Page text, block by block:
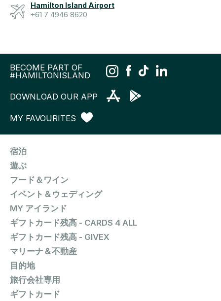
Hamilton Island Airport
+61 7 4946 8620
BECOME PART OF
#HAMILTONISLAND
DOWNLOAD OUR APP
MY FAVOURITES
宿泊
遊ぶ
フード＆ワイン
イベント＆ウェディング
MY アイランド
ギフトカード残高 - CARDS 4 ALL
ギフトカード残高 - GIVEX
マリーナ＆不動産
目的地
旅行会社専用
ギフトカード